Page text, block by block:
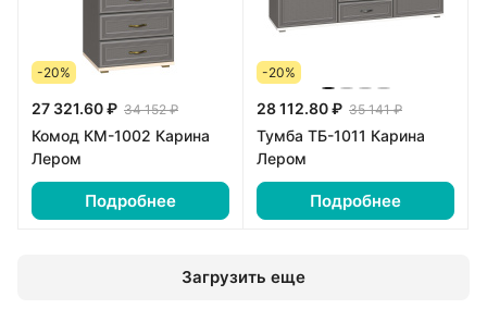
-20%
27 321.60 ₽ 34 152 ₽
Комод КМ-1002 Карина
Лером
Подробнее
-20%
28 112.80 ₽ 35 141 ₽
Тумба ТБ-1011 Карина
Лером
Подробнее
Загрузить еще